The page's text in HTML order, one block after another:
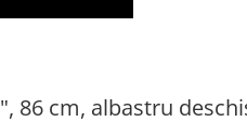
86 cm, albastru